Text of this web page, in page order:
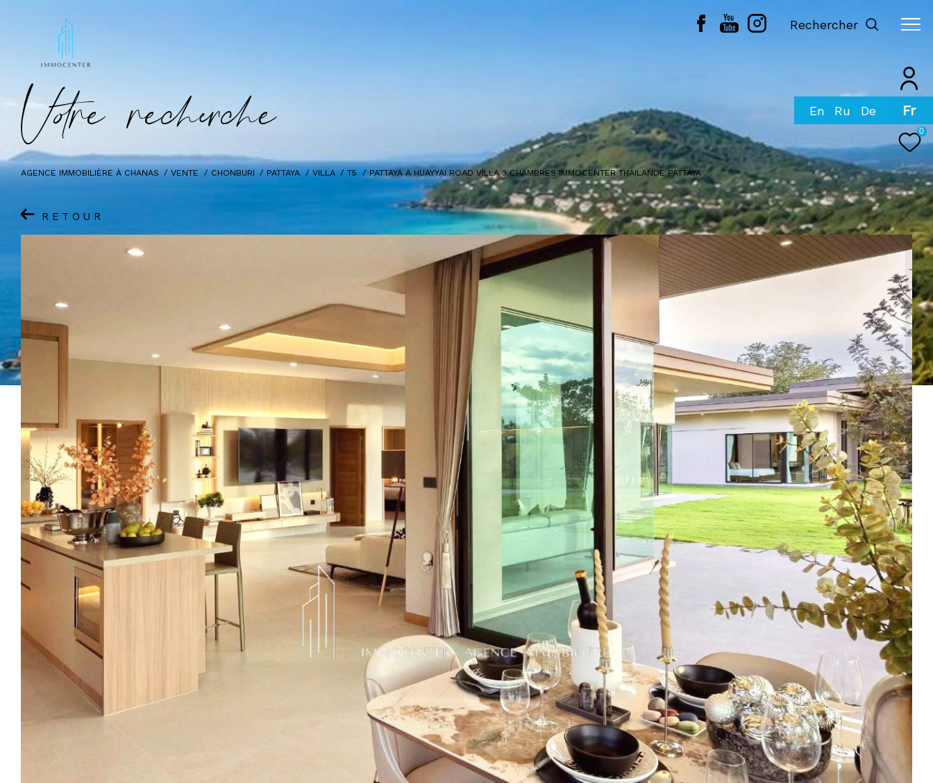
Fr
0
Rechercher
Vore recece
AGENCE IMMOBILIÈRE À CHANAS VENTE CHONBURI PATTAYA VILLA T5 PATTAYA A HUAYYAI ROAD VILLA 3 CHAMBRES IMMOCENTER THAILANDE PATTAYA
RETOUR